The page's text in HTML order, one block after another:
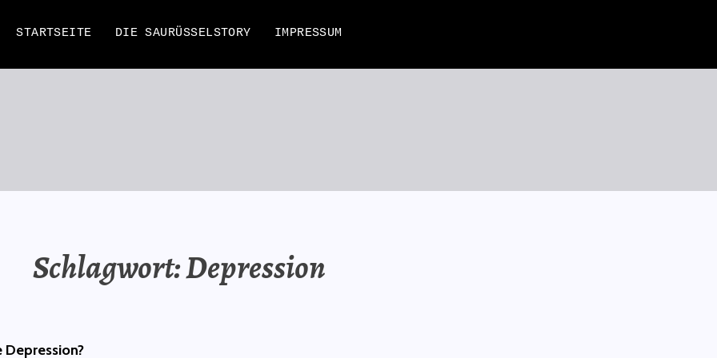
STARTSEITE DIE SAURÜSSELSTORY IMPRESSUM
Schlagwort:Depression
Depression?